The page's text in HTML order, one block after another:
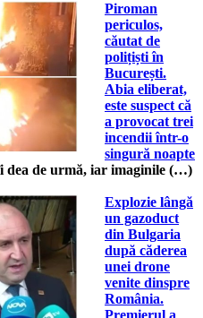
Piroman
periculos,
căutat de
polițiști în
București.
Abia eliberat,
este suspect că
a provocat trei
incendii într-o
singură noapte
dea de urmă, iar imaginile (…)
Explozie lângă
un gazoduct
din Bulgaria
după căderea
unei drone
venite dinspre
România.